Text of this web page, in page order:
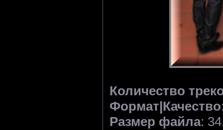
Количество
Формат|Качество
Размер файла: